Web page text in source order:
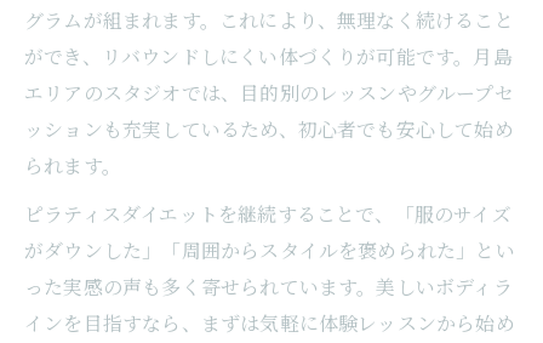
グラムが組まれます。これにより、無理なく続けること
ができ、リバウンドしにくい体づくりが可能です。月島
エリアのスタジオでは、目的別のレッスンやグループセ
ッションも充実しているため、初心者でも安心して始め
られます。
ピラティスダイエットを継続することで、「服のサイズ
がダウンした」「周囲からスタイルを褒められた」とい
った実感の声も多く寄せられています。美しいボディラ
インを目指すなら、まずは気軽に体験レッスンから始め